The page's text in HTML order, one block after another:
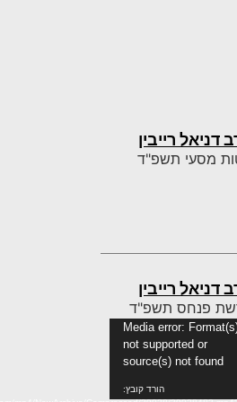
דניאל רייבין
מסעי תשפ"ד
דניאל רייבין
פנחס תשפ"ד
Media error:
not supported or
source(s) not found
הורד קובץ: